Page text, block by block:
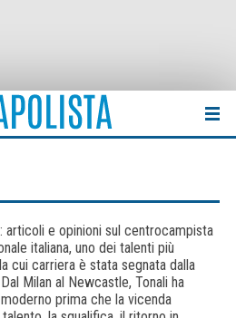
articoli e opinioni sul centrocampista
italiana, uno dei talenti più
cui carriera è stata segnata dalla
Milan al Newcastle, Tonali ha
prima che la vicenda